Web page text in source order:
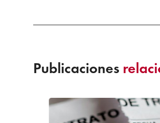
Publicaciones